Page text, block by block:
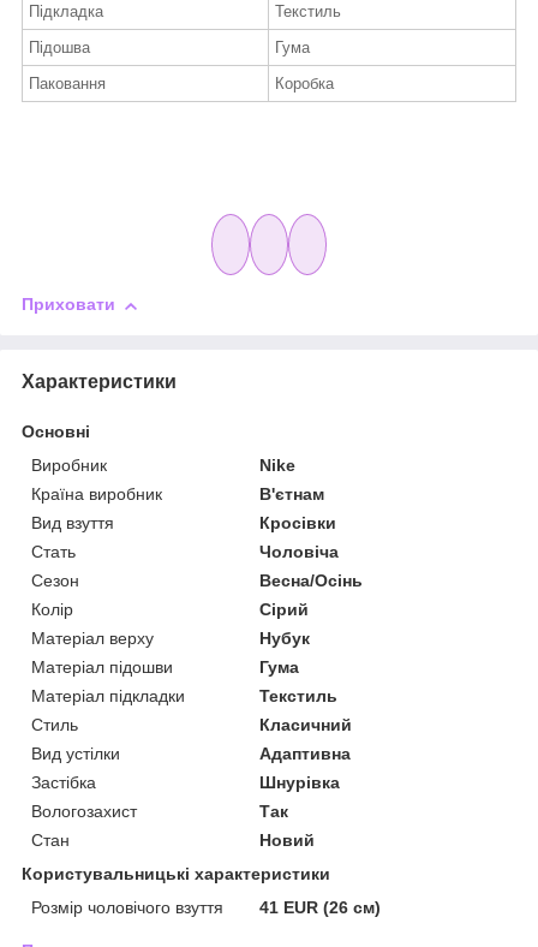
Підкладка
Текстиль
Підошва
Гума
Паковання
Коробка
Приховати
Характеристики
Основні
Виробник
Nike
Країна виробник
В'єтнам
Вид взуття
Кросівки
Стать
Чоловіча
Сезон
Весна/Осінь
Колір
Сірий
Матеріал верху
Нубук
Матеріал підошви
Гума
Матеріал підкладки
Текстиль
Стиль
Класичний
Вид устілки
Адаптивна
Застібка
Шнурівка
Вологозахист
Так
Стан
Новий
Користувальницькі характеристики
Розмір чоловічого взуття
41 EUR (26 см)